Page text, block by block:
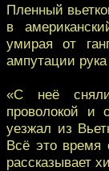
Пленный
в
умирая от
ампутации
«С неё
проволокой и
уезжал из
Всё это
рассказывает